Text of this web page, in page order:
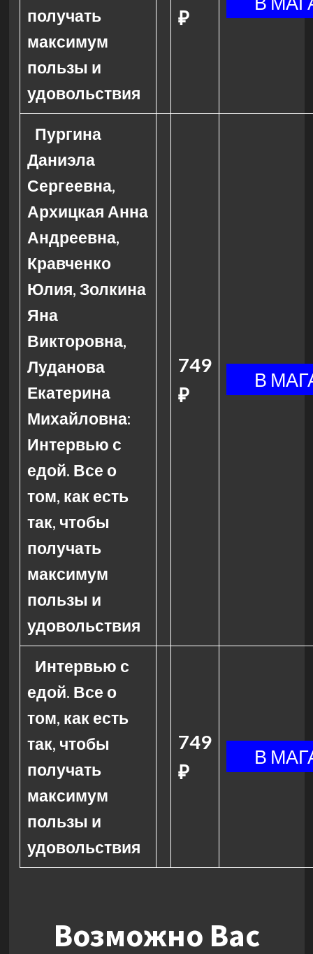
получать
максимум
пользы и
удовольствия
₽
Пургина
Даниэла
Сергеевна,
Архицкая Анна
Андреевна,
Кравченко
Юлия, Золкина
Яна
Викторовна,
Луданова
Екатерина
Михайловна:
Интервью с
едой. Все о
том, как есть
так, чтобы
получать
максимум
пользы и
удовольствия
749
₽
Интервью с
едой. Все о
том, как есть
так, чтобы
получать
максимум
пользы и
удовольствия
749
₽
Возможно Вас